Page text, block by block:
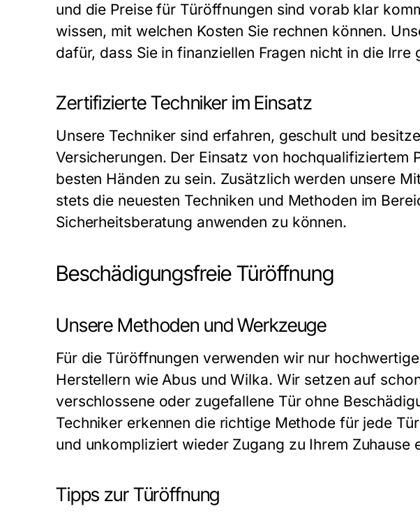
und die Preise für Türöffnungen sind vorab klar
wissen, mit welchen Kosten Sie rechnen können.
dafür, dass Sie in finanziellen Fragen nicht in die Irre
Zertifizierte Techniker im Einsatz
Unsere Techniker sind erfahren, geschult und
Versicherungen. Der Einsatz von hochqualifiziertem
besten Händen zu sein. Zusätzlich werden unsere
stets die neuesten Techniken und Methoden im
Sicherheitsberatung anwenden zu können.
Beschädigungsfreie Türöffnung
Unsere Methoden und Werkzeuge
Für die Türöffnungen verwenden wir nur
Herstellern wie Abus und Wilka. Wir setzen auf
verschlossene oder zugefallene Tür ohne
Techniker erkennen die richtige Methode für jede
und unkompliziert wieder Zugang zu Ihrem Zuhause
Tipps zur Türöffnung